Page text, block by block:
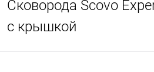
Сковорода Scovo
с крышкой